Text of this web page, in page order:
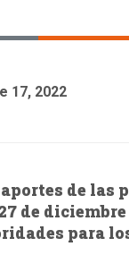
17, 2022
de las
de
para